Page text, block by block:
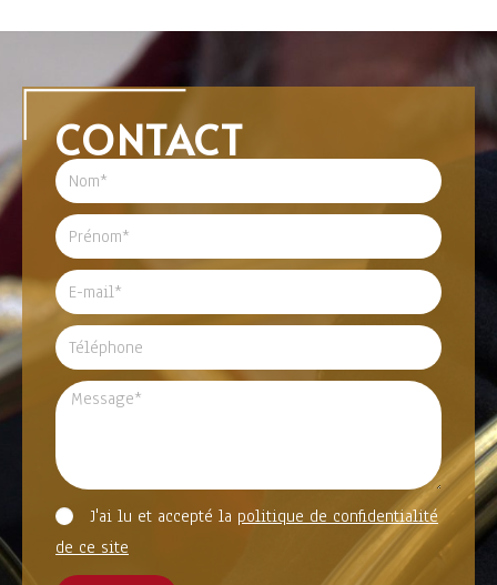
CONTACT
J'ai lu et accepté la politique de confidentialité
de ce site